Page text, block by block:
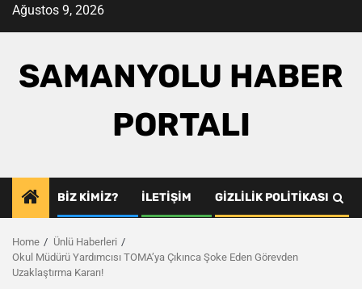
SkipAğustos 9, 2026
SAMANYOLU HABER
PORTALI
BIZ KIMIZ? İLETIŞIM GIZLILIK POLITIKASI
Home
Ünlü Haberleri
Okul Müdürü Yardımcısı TOMA’ya Çıkınca Şoke Eden Görevden
Uzaklaştırma Kararı!